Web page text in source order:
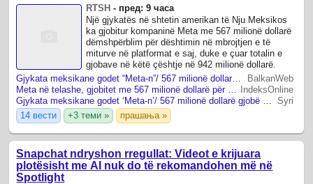
RTSH - пред: 9 часа
Një gjykatës në shtetin amerikan të Nju Meksikos
ka gjobitur kompaninë Meta me 567 milionë dollarë
dëmshpërblim për dështimin në mbrojtjen e të
miturve në platformat e saj, duke e çuar totalin e
gjobave në këtë çështje në 942 milionë dollarë.
Gjykata meksikane godet “Meta-n”/ 567 milionë dollarë gjobë për rrezikimin e fëmijëve
BalkanWeb
IndeksOnline
Syri
14 вести
+3 теми » прашања »
Snapchat ndryshon rregullat: Videot e krijuara
plotësisht me AI nuk do të rekomandohen më në
Spotlight